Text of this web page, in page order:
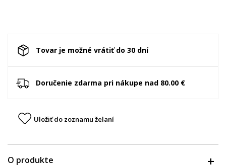
Tovar je možné vrátiť do 30 dní
Doručenie zdarma pri nákupe nad 80.00 €
Uložiť do zoznamu želaní
O produkte